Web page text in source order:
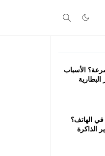
الأسباب
الهاتف؟
الذاكرة